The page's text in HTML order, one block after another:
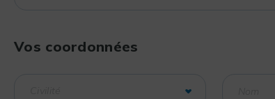
Vos coordonnées